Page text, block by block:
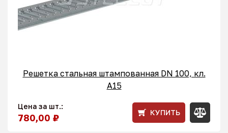
Решетка стальная штампованная DN 100, кл.
А15
Цена за шт.:
780,00 ₽ КУПИТЬ